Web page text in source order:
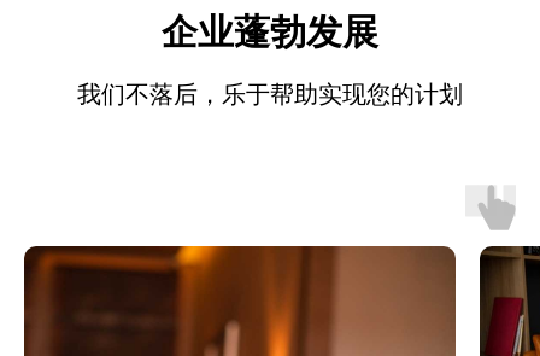
企业蓬勃发展
我们不落后，乐于帮助实现您的计划